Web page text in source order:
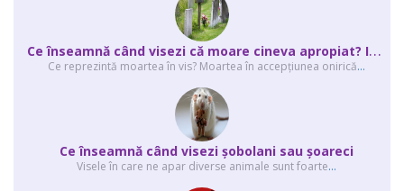
C
e înseamnă când visezi că moare cineva apropiat? Interpretarea visului în ...
Ce reprezintă moartea în vis? Moartea în accepţiunea onirică...
Ce înseamnă când visezi şobolani sau şoareci
Visele în care ne apar diverse animale sunt foarte...